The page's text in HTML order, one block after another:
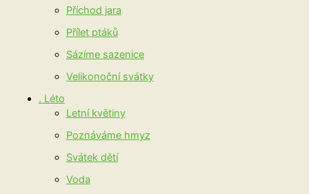
Příchod jara
Přílet ptáků
Sázíme sazenice
Velikonoční svátky
. Léto
Letní květiny
Poznáváme hmyz
Svátek dětí
Voda